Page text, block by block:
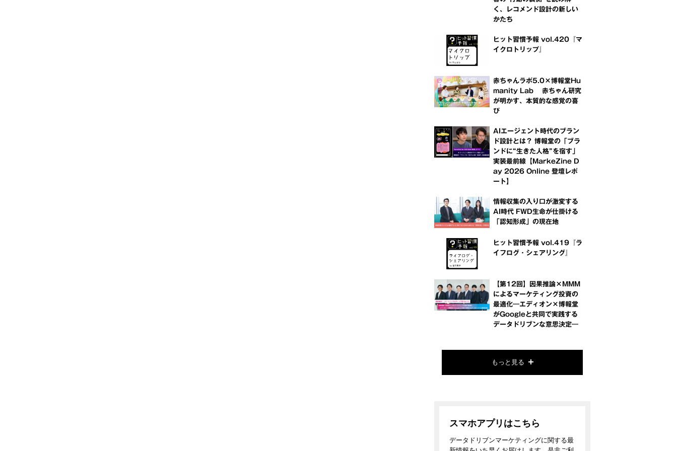
く、レコメンド設計の新しい
かたち
ヒット習慣予報 vol.420『マ
イクロトリップ』
赤ちゃんラボ5.0×博報堂Hu
manity Lab 赤ちゃん研究
が明かす、本質的な感覚の喜
び
AIエージェント時代のブラン
ド設計とは？ 博報堂の「ブラ
ンドに“生きた人格”を宿す」
実装最前線【MarkeZine D
ay 2026 Online 登壇レポ
ート】
情報収集の入り口が激変する
AI時代 FWD生命が仕掛ける
「認知形成」の現在地
ヒット習慣予報 vol.419『ラ
イフログ・シェアリング』
【第12回】因果推論×MMM
によるマーケティング投資の
最適化―エディオン×博報堂
がGoogleと共同で実践する
データドリブンな意思決定―
もっと見る
スマホアプリはこちら
データドリブンマーケティングに関する最